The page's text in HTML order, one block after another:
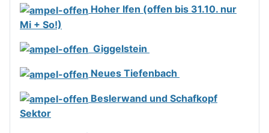
Hoher Ifen (offen bis 31.10. nur
Mi + So!)
Giggelstein
Neues Tiefenbach
Beslerwand und Schafkopf
Sektor